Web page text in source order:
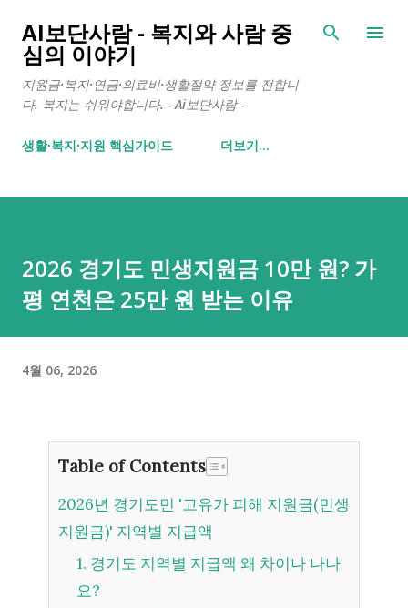
기본 콘텐츠로 건너뛰기
AI보단사람 - 복지와 사람 중
심의 이야기
지원금·복지·연금·의료비·생활절약 정보를 전합니
다. 복지는 쉬워야합니다. - Ai보단사람 -
생활∙복지∙지원 핵심가이드 더보기…
2026 경기도 민생지원금 10만 원? 가
평 연천은 25만 원 받는 이유
4월 06, 2026
Table of Contents
2026년 경기도민 '고유가 피해 지원금(민생
지원금)' 지역별 지급액
1. 경기도 지역별 지급액 왜 차이나 나나
요?